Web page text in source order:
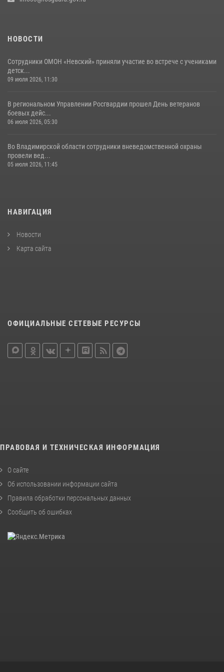
НОВОСТИ
Сотрудники ОМОН «Невский» приняли участие во встрече с учениками
детск...
09 июля 2026, 11:30
В региональном Управлении Росгвардии прошел День ветеранов
боевых дейс...
06 июля 2026, 05:30
Во Владимирской области сотрудники вневедомственной охраны
провели вед...
05 июля 2026, 11:45
НАВИГАЦИЯ
Новости
Карта сайта
ОФИЦИАЛЬНЫЕ СЕТЕВЫЕ РЕСУРСЫ
ПРАВОВАЯ И ТЕХНИЧЕСКАЯ ИНФОРМАЦИЯ
О сайте
Об использовании информации сайта
Правила обработки персональных данных
Сообщить об ошибках